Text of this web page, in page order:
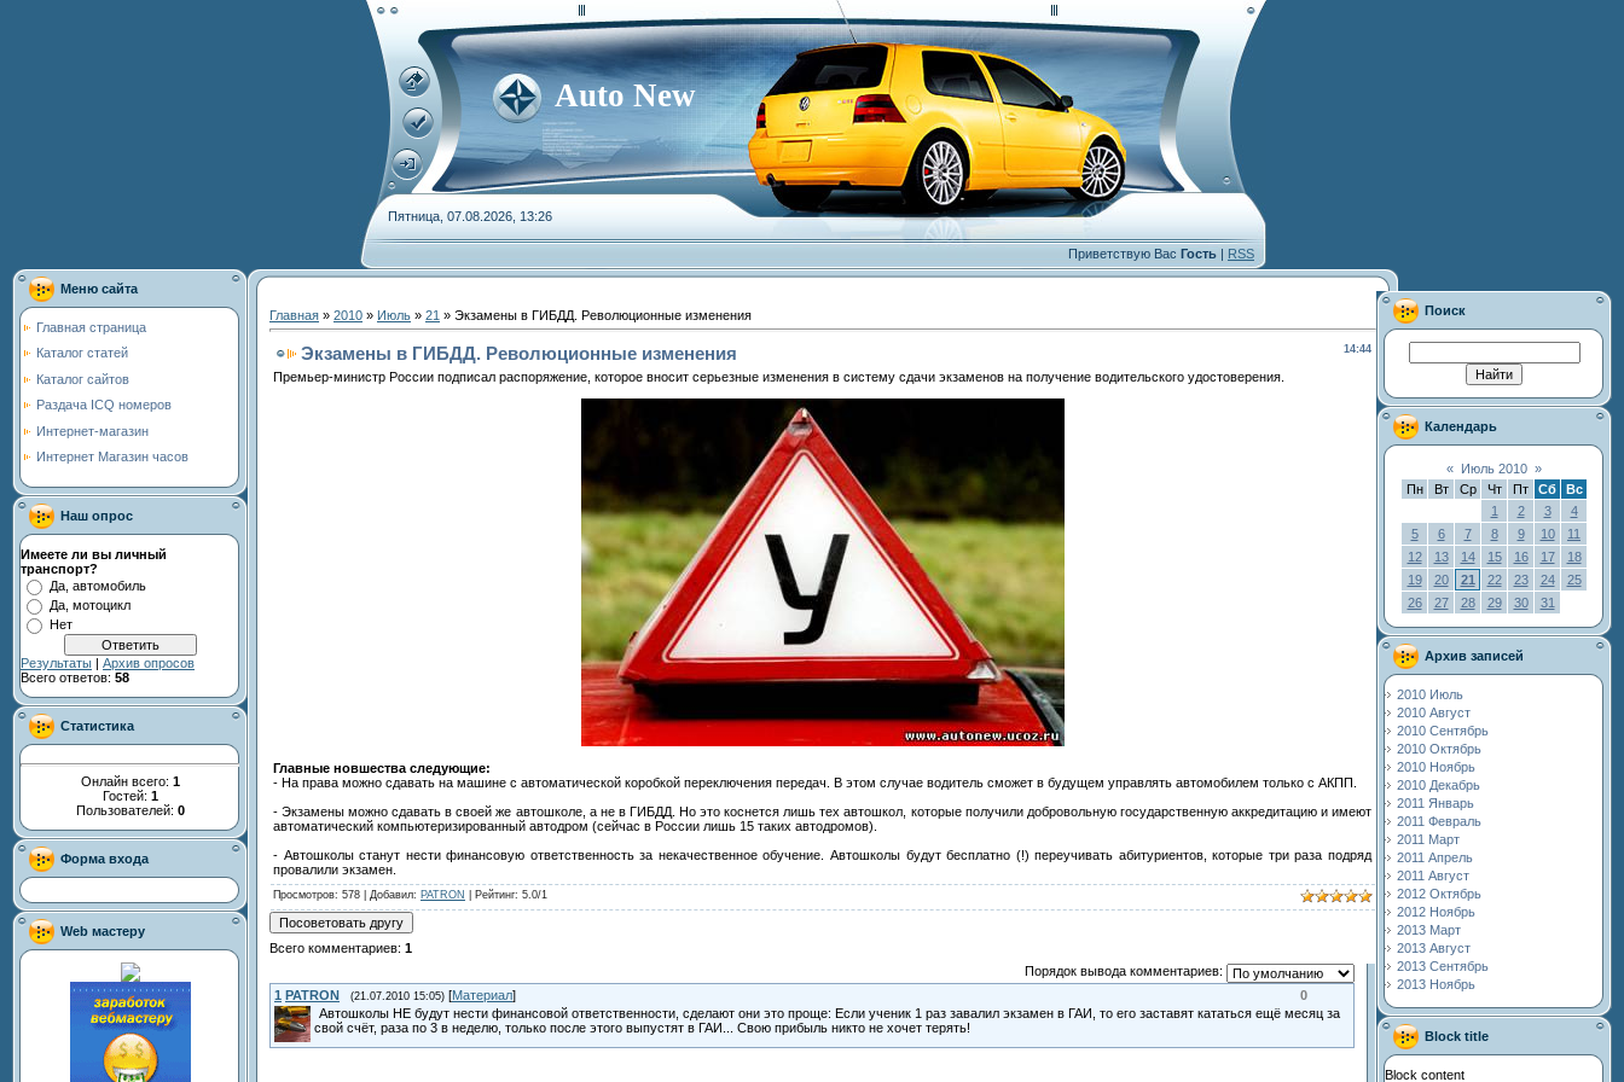
Auto New
Пятница, 07.08.2026, 13:26
Приветствую Вас Гость | RSS
Меню сайта
Главная страница
Каталог статей
Каталог сайтов
Раздача ICQ номеров
Интернет-магазин
Интернет Магазин часов
Наш опрос
Имеете ли вы личный
транспорт?
Да, автомобиль
Да, мотоцикл
Нет
Результаты | Архив опросов
Всего ответов: 58
Статистика
Онлайн всего: 1
Гостей: 1
Пользователей: 0
Форма входа
Web мастеру
Главная » 2010 » Июль » 21 » Экзамены в ГИБДД. Революционные изменения
14:44
Экзамены в ГИБДД. Революционные изменения
Премьер-министр России подписал распоряжение, которое вносит серьезные изменения в систему сдачи экзаменов на получение водительского удостоверения.
Главные новшества следующие:
- На права можно сдавать на машине с автоматической коробкой переключения передач. В этом случае водитель сможет в будущем управлять автомобилем только с АКПП.
- Экзамены можно сдавать в своей же автошколе, а не в ГИБДД. Но это коснется лишь тех автошкол, которые получили добровольную государственную аккредитацию и имеют
автоматический компьютеризированный автодром (сейчас в России лишь 15 таких автодромов).
- Автошколы станут нести финансовую ответственность за некачественное обучение. Автошколы будут бесплатно (!) переучивать абитуриентов, которые три раза подряд
провалили экзамен.
Просмотров: 578 | Добавил: PATRON Рейтинг: 5.0/1
Всего комментариев: 1
Порядок вывода комментариев:
0
1 PATRON (21.07.2010 15:05) [Материал]
Автошколы НЕ будут нести финансовой ответственности, сделают они это проще: Если ученик 1 раз завалил экзамен в ГАИ, то его заставят кататься ещё месяц за
свой счёт, раза по 3 в неделю, только после этого выпустят в ГАИ... Свою прибыль никто не хочет терять!
Поиск
Календарь
« Июль 2010 »
Пн
Вт Ср Чт Пт Сб
Вс
1
2 3
4
5
6 7 8 9 10
11
12
13 14 15 16 17
18
19
20 21 22 23 24
25
26
27 28 29 30 31
Архив записей
2010 Июль
2010 Август
2010 Сентябрь
2010 Октябрь
2010 Ноябрь
2010 Декабрь
2011 Январь
2011 Февраль
2011 Март
2011 Апрель
2011 Август
2012 Октябрь
2012 Ноябрь
2013 Март
2013 Август
2013 Сентябрь
2013 Ноябрь
Block title
Block content